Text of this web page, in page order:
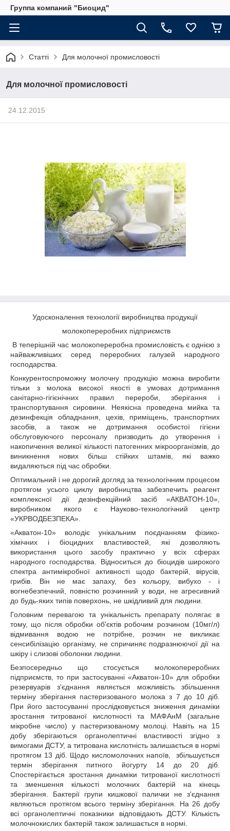
Группа компаний "Биоцид"
Статті Для молочної промисловості
Для молочної промисловості
24.12.2015
Удосконалення технології виробництва продукції
молокопереробних підприємств
В теперішній час молокопереробна промисловість є однією з
найважливіших серед переробних галузей народного
господарства.
Конкурентоспроможну молочну продукцію можна виробити
тільки з молока високої якості в умовах дотримання
санітарно-гігієнічних правил перероби, зберігання і
транспортування сировини. Неякісна проведена мийка та
дезинфекція обладнання, цехів, приміщень, транспортних
засобів, а також не дотримання особистої гігієни
обслуговуючого персоналу призводить до утворення і
накопичення великої кількості патогенних мікроорганізмів, до
виникнення нових більш стійких штамів, які важко
видаляються під час обробки.
Оптимальний і не дорогий догляд за технологічним процесом
протягом усього циклу виробництва забезпечить реагент
комплексної дії дезінфекційний засіб «АКВАТОН-10»,
виробником якого є Науково-технологічний центр
«УКРВОДБЕЗПЕКА»
«Акватон-10» володіє унікальним поєднанням фізико-
хімічних і біоцидних властивостей, які дозволяють
використання цього засобу практично у всіх сферах
народного господарства. Відноситься до біоцидів широкого
спектра антимікробної активності щодо бактерій, вірусів,
грибів. Він не має запаху, без кольору, вибухо - і
вогнебезпечний, повністю розчинний у води, не агресивний
до будь-яких типів поверхонь, не шкідливий для людини.
Головним перевагою та унікальність препарату полягає в
тому, що після обробки об'єктів робочим розчином (10мг/л)
відмивання водою не потрібне, розчин не викликає
сенсибілізацію організму, не спричиняє подразнюючої дії на
шкіру і слизові оболонки людини.
Безпосередньо що стосується молокопереробних
підприємств, то при застосуванні «Акватон-10» для обробки
резервуарів з'єднання являється можливість збільшення
терміну зберігання пастеризованого молока з 7 до 10 діб.
При його застосуванні прослідковується зниження динаміки
зростання титрованої кислотності та МАФАнМ (загальне
мікробне число) у пастеризованому молоці. Навіть на 15
добу зберігаються органолептичні властивості згідно з
вимогами ДСТУ, а титрована кислотність залишається в нормі
протягом 13 діб. Щодо кисломолочних напоїв,
збільшується
термін зберігання питного йогурту 14 до 20 діб.
Спостерігається зростання динаміки титрованої кислотності
та зменшення кількості молочних бактерій на кінець
зберігання. Бактерії групи кишкової палички не з'єднання
являються протягом всього терміну зберігання. На 26 добу
всі органолептичні показники відповідають ДСТУ. Кількість
молочнокислих бактерій також залишається в нормі.